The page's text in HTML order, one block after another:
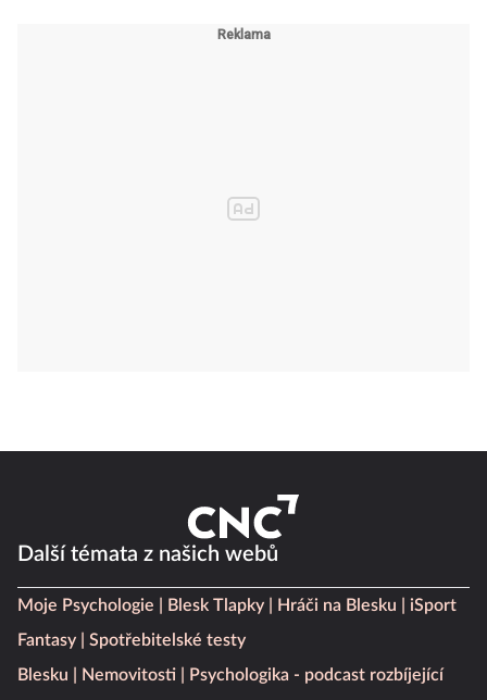
Další témata z našich webů
Moje Psychologie Blesk Tlapky Hráči na Blesku
iSport
Fantasy
Spotřebitelské testy
Blesku
Nemovitosti
Psychologika - podcast rozbíjející